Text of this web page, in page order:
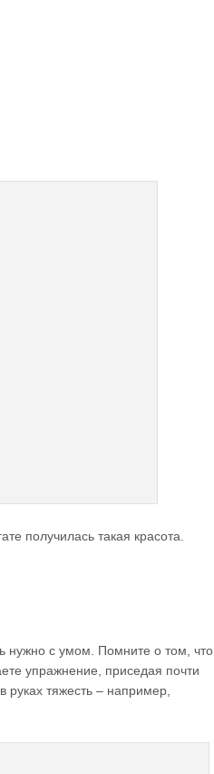
получилась такая красота.
нужно с умом. Помните о том, что
упражнение, приседая почти
тяжесть – например,